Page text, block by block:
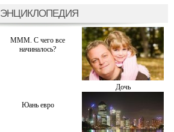
ЭНЦИКЛОПЕДИЯ
МММ. С чего все
начиналось?
Дочь
Юань евро